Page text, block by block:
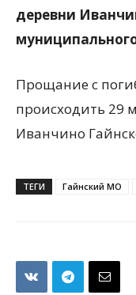
деревни
Прощание с
происходить 29
Иванчино
ТЕГИ Гайнский МО